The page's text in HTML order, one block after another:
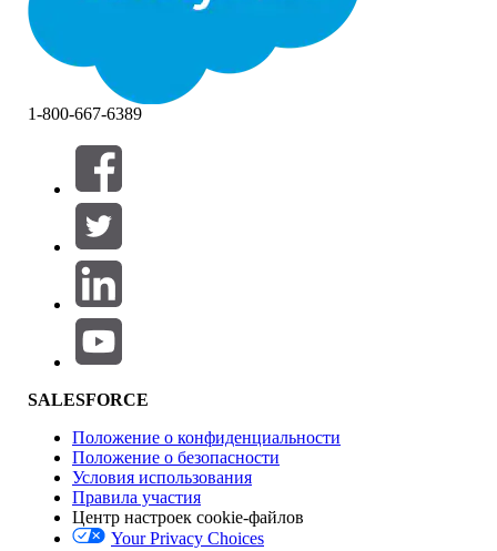
Закрыть
Фильтры (0)
ВЫБРАТЬ ФИЛЬТРЫ
Область продуктов
Влияние на функции
Версия
1-800-667-6389
SALESFORCE
Положение о конфиденциальности
Положение о безопасности
Условия использования
Правила участия
Центр настроек cookie-файлов
Your Privacy Choices